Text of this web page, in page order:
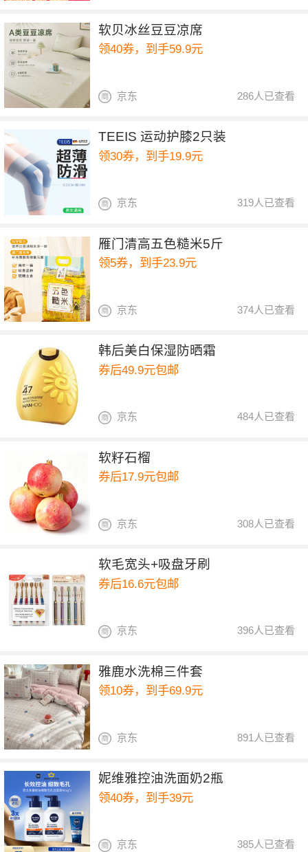
软贝冰丝豆豆凉席
领40券，到手59.9元
286人已查看
京东
TEEIS 运动护膝2只装
领30券，到手19.9元
319人已查看
京东
雁门清高五色糙米5斤
领5券，到手23.9元
374人已查看
京东
韩后美白保湿防晒霜
券后49.9元包邮
484人已查看
京东
软籽石榴
券后17.9元包邮
308人已查看
京东
软毛宽头+吸盘牙刷
券后16.6元包邮
396人已查看
京东
雅鹿水洗棉三件套
领10券，到手69.9元
891人已查看
京东
妮维雅控油洗面奶2瓶
领40券，到手39元
385人已查看
京东